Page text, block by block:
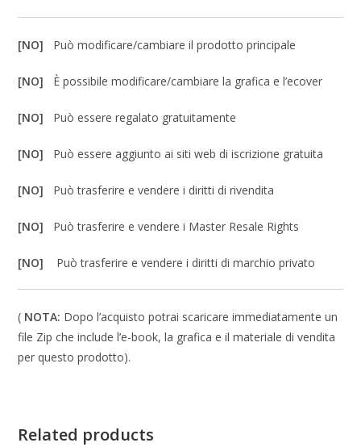
[NO] Può modificare/cambiare il prodotto principale
[NO] È possibile modificare/cambiare la grafica e l’ecover
[NO] Può essere regalato gratuitamente
[NO] Può essere aggiunto ai siti web di iscrizione gratuita
[NO] Può trasferire e vendere i diritti di rivendita
[NO] Può trasferire e vendere i Master Resale Rights
[NO] Può trasferire e vendere i diritti di marchio privato
( NOTA: Dopo l’acquisto potrai scaricare immediatamente un
file Zip che include l’e-book, la grafica e il materiale di vendita
per questo prodotto).
Related products